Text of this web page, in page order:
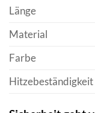
Länge
Material
Farbe
Hitzebeständigkeit